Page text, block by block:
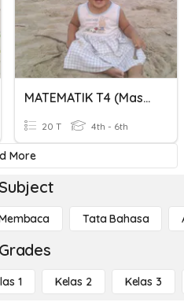
MATEMATIK T4 (Masa Dan Waktu)
20 T 4th - 6th
More
Tata Bahasa
1 Kelas 2 Kelas 3